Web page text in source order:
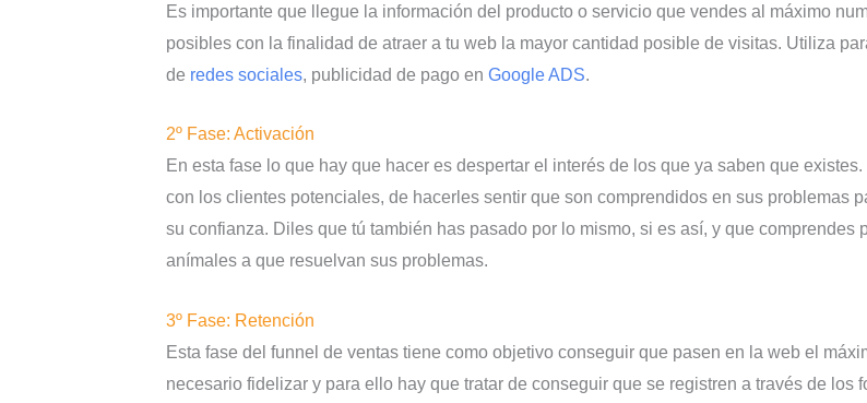
Es importante que llegue la información del producto o servicio que vendes al máximo
posibles con la finalidad de atraer a tu web la mayor cantidad posible de visitas. Utiliza
de redes sociales, publicidad de pago en Google ADS.
2º Fase: Activación
En esta fase lo que hay que hacer es despertar el interés de los que ya saben que
con los clientes potenciales, de hacerles sentir que son comprendidos en sus problemas
su confianza. Diles que tú también has pasado por lo mismo, si es así, y que comprendes
anímales a que resuelvan sus problemas.
3º Fase: Retención
Esta fase del funnel de ventas tiene como objetivo conseguir que pasen en la web el
necesario fidelizar y para ello hay que tratar de conseguir que se registren a través de los